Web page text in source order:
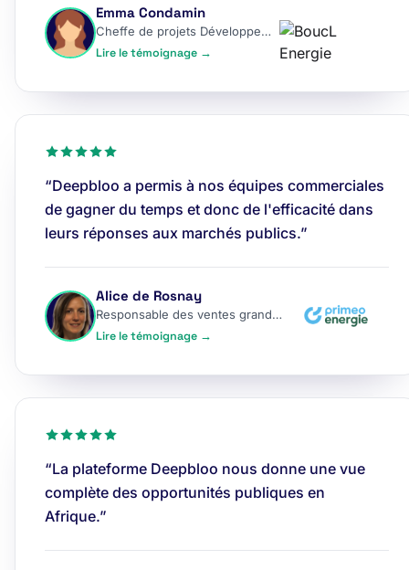
Emma Condamin
Cheffe de projets Développement
Lire le témoignage →
“Deepbloo a permis à nos équipes commerciales
de gagner du temps et donc de l'efficacité dans
leurs réponses aux marchés publics.”
Alice de Rosnay
Responsable des ventes grands comptes
Lire le témoignage →
“La plateforme Deepbloo nous donne une vue
complète des opportunités publiques en
Afrique.”